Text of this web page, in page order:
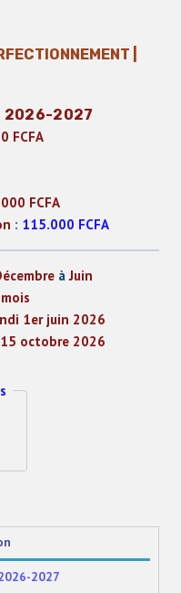
|
2026-2027
FCFA
FCFA
: 115.000 FCFA
à Juin
1er juin 2026
octobre 2026
2027